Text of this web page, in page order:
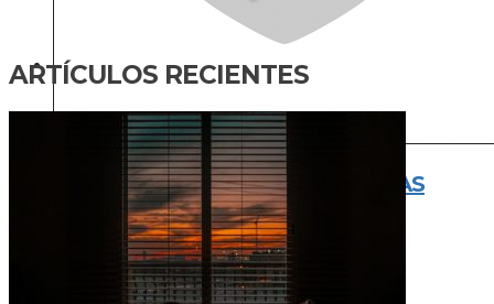
ENTÉRATE SERGISTA
DICE UN SERGISTA – NARRATIVAS
PERIODÍSTICAS ENTORNO A LA
VIOLENCIA DE GÉNERO
ARTÍCULOS RECIENTES